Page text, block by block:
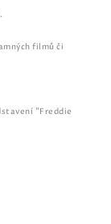
filmů či
"Freddie